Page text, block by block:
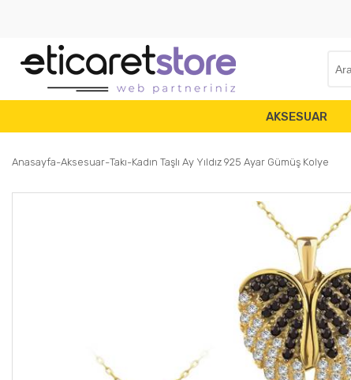
AKSESUAR
Anasayfa Aksesuar Takı Kadın Taşlı Ay Yıldız 925 Ayar Gümüş Kolye